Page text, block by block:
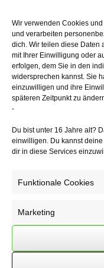
Wir verwenden Cookies
und verarbeiten
dich. Wir teilen diese Daten
mit Ihrer Einwilligung oder
erfolgen, dem Sie in den
widersprechen kannst. Sie
einzuwilligen und ihre
späteren Zeitpunkt zu
-
Du bist unter 16 Jahre alt?
einwilligen. Du kannst
dir in diese Services
Funktionale Cookies
Marketing
Selbstnutzungswille
des Vermieters schon
In einem vom
Vermieter das
mit Schreiben vom
gemacht,
die Wohnung werde
lebte, aufzunehmen.
Seit dem Auszug des
leer. Die Mutter des
Haus zu verlassen und